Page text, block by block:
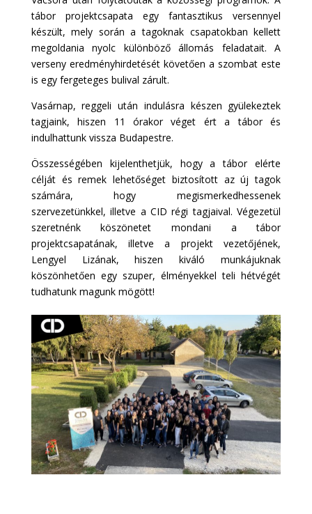
tábor projektcsapata egy fantasztikus versennyel
készült, mely során a tagoknak csapatokban kellett
megoldania nyolc különböző állomás feladatait. A
verseny eredményhirdetését követően a szombat este
is egy fergeteges bulival zárult.
Vasárnap, reggeli után indulásra készen gyülekeztek
tagjaink, hiszen 11 órakor véget ért a tábor és
indulhattunk vissza Budapestre.
Összességében kijelenthetjük, hogy a tábor elérte
célját és remek lehetőséget biztosított az új tagok
számára, hogy megismerkedhessenek
szervezetünkkel, illetve a CID régi tagjaival. Végezetül
szeretnénk köszönetet mondani a tábor
projektcsapatának, illetve a projekt vezetőjének,
Lengyel Lizának, hiszen kiváló munkájuknak
köszönhetően egy szuper, élményekkel teli hétvégét
tudhatunk magunk mögött!